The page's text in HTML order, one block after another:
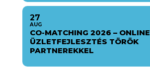
27
AUG
CO-MATCHING 2026 – ONLINE
ÜZLETFEJLESZTÉS TÖRÖK
PARTNEREKKEL